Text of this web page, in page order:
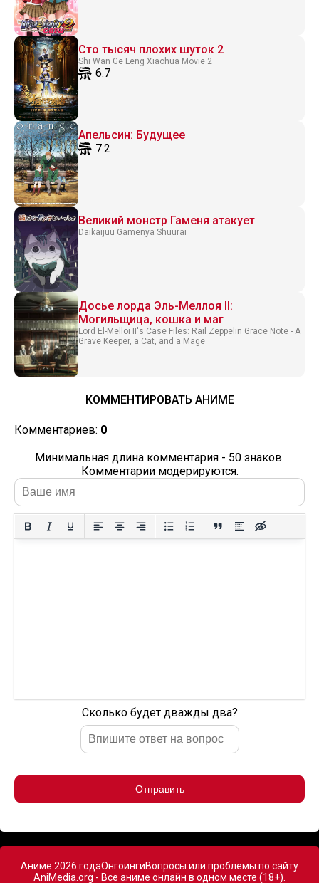
Сто тысяч плохих шуток 2
Shi Wan Ge Leng Xiaohua Movie 2
6.7
Апельсин: Будущее
7.2
Великий монстр Гаменя атакует
Daikaijuu Gamenya Shuurai
Досье лорда Эль-Меллоя II:
Могильщица, кошка и маг
Lord El-Melloi II's Case Files: Rail Zeppelin Grace Note - A
Grave Keeper, a Cat, and a Mage
КОММЕНТИРОВАТЬ АНИМЕ
Комментариев: 0
Минимальная длина комментария - 50 знаков.
Комментарии модерируются.
Сколько будет дважды два?
Отправить
Аниме 2026 годаОнгоингиВопросы или проблемы по сайту
AniMedia.org - Все аниме онлайн в одном месте (18+).